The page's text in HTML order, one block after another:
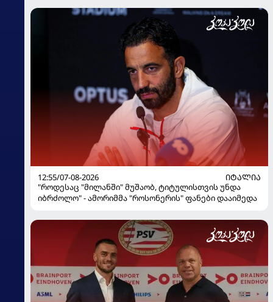
12:55/07-08-2026
ᲘᲢᲐᲚᲘᲐ
"როდესაც "მილანში" მუშაობ, ტიტულისთვის უნდა
იბრძოლო" - ამორიმმა "როსონერის" ფანები დააიმედა